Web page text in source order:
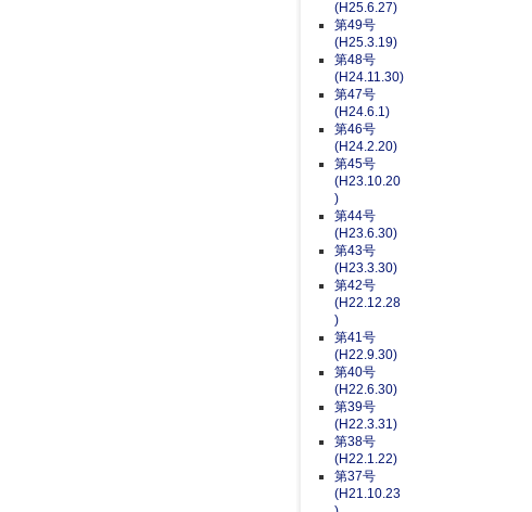
(H25.6.27)
第49号
(H25.3.19)
第48号
(H24.11.30)
第47号
(H24.6.1)
第46号
(H24.2.20)
第45号
(H23.10.20
)
第44号
(H23.6.30)
第43号
(H23.3.30)
第42号
(H22.12.28
)
第41号
(H22.9.30)
第40号
(H22.6.30)
第39号
(H22.3.31)
第38号
(H22.1.22)
第37号
(H21.10.23